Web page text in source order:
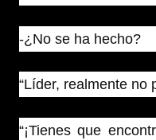
-¿No se ha hecho?
“Líder, realmente no
“¡Tienes que